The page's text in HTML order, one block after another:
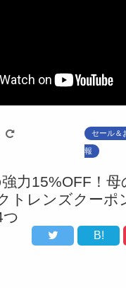
セール＆
報
力15%OFF！母
トレンズクーポ
B!